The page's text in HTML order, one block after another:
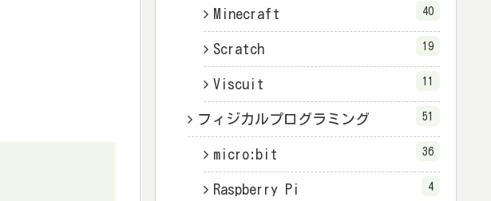
Minecraft 40
Scratch 19
Viscuit 11
フィジカルプログラミング 51
micro:bit 36
Raspberry Pi 4